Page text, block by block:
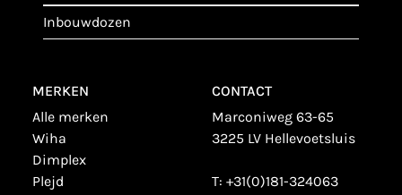
inbouwdozen
MERKEN
alle merken
wiha
dimplex
plejd
CONTACT
Marconiweg 63-65
3225 LV Hellevoetsluis
T: +31(0)181-324063